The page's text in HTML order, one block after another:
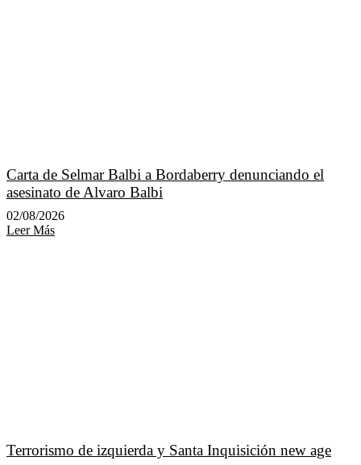
Carta de Selmar Balbi a Bordaberry denunciando el
asesinato de Alvaro Balbi
02/08/2026
Leer Más
Terrorismo de izquierda y Santa Inquisición new age